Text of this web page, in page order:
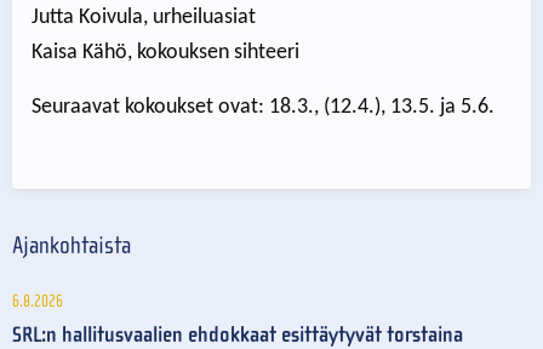
Jutta Koivula, urheiluasiat
Kaisa Kähö, kokouksen sihteeri
Seuraavat kokoukset ovat: 18.3., (12.4.), 13.5. ja 5.6.
Ajankohtaista
6.8.2026
SRL:n hallitusvaalien ehdokkaat esittäytyvät torstaina